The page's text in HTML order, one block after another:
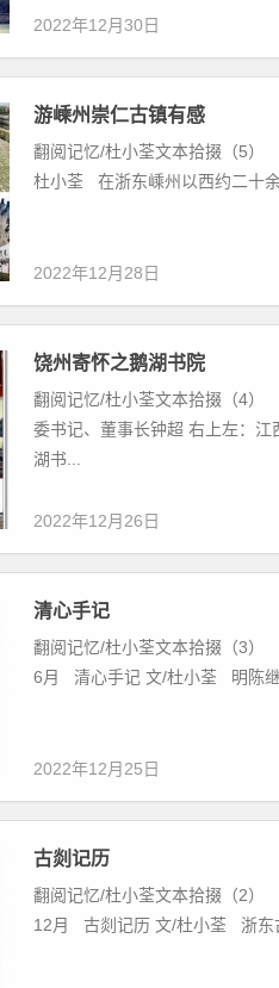
2022年12月30日
游嵊州崇仁古镇有感
翻阅记忆/杜小荃文本拾掇（5
杜小荃 在浙东嵊州以西约二十余
2022年12月28日
饶州寄怀之鹅湖书院
翻阅记忆/杜小荃文本拾掇（4）
委书记、董事长钟超 右上左：
湖书...
2022年12月26日
清心手记
翻阅记忆/杜小荃文本拾掇（3）
6月 清心手记 文/杜小荃 明陈继
2022年12月25日
古剡记历
翻阅记忆/杜小荃文本拾掇（2）
12月 古剡记历 文/杜小荃 浙东